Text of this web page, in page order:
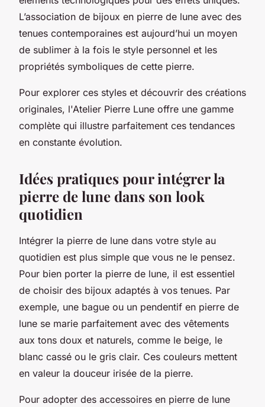
L’association de bijoux en pierre de lune avec des
tenues contemporaines est aujourd’hui un moyen
de sublimer à la fois le style personnel et les
propriétés symboliques de cette pierre.
Pour explorer ces styles et découvrir des créations
originales, l'Atelier Pierre Lune offre une gamme
complète qui illustre parfaitement ces tendances
en constante évolution.
Idées pratiques pour intégrer la
pierre de lune dans son look
quotidien
Intégrer la pierre de lune dans votre style au
quotidien est plus simple que vous ne le pensez.
Pour bien porter la pierre de lune, il est essentiel
de choisir des bijoux adaptés à vos tenues. Par
exemple, une bague ou un pendentif en pierre de
lune se marie parfaitement avec des vêtements
aux tons doux et naturels, comme le beige, le
blanc cassé ou le gris clair. Ces couleurs mettent
en valeur la douceur irisée de la pierre.
Pour adopter des accessoires en pierre de lune